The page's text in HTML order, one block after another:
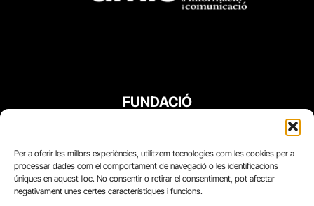
Per a oferir les millors experiències, utilitzem tecnologies com les cookies per a
processar dades com el comportament de navegació o les identificacions
úniques en aquest lloc. No consentir o retirar el consentiment, pot afectar
negativament unes certes característiques i funcions.
FUNDACIÓ